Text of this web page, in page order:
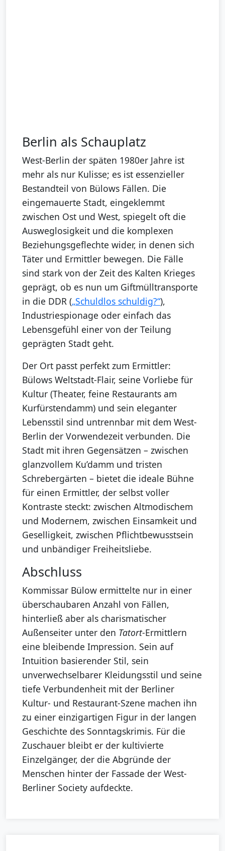
Berlin als Schauplatz
West-Berlin der späten 1980er Jahre ist
mehr als nur Kulisse; es ist essenzieller
Bestandteil von Bülows Fällen. Die
eingemauerte Stadt, eingeklemmt
zwischen Ost und West, spiegelt oft die
Ausweglosigkeit und die komplexen
Beziehungsgeflechte wider, in denen sich
Täter und Ermittler bewegen. Die Fälle
sind stark von der Zeit des Kalten Krieges
geprägt, ob es nun um Giftmülltransporte
in die DDR („Schuldlos schuldig?“),
Industriespionage oder einfach das
Lebensgefühl einer von der Teilung
geprägten Stadt geht.
Der Ort passt perfekt zum Ermittler:
Bülows Weltstadt-Flair, seine Vorliebe für
Kultur (Theater, feine Restaurants am
Kurfürstendamm) und sein eleganter
Lebensstil sind untrennbar mit dem West-
Berlin der Vorwendezeit verbunden. Die
Stadt mit ihren Gegensätzen – zwischen
glanzvollem Ku’damm und tristen
Schrebergärten – bietet die ideale Bühne
für einen Ermittler, der selbst voller
Kontraste steckt: zwischen Altmodischem
und Modernem, zwischen Einsamkeit und
Geselligkeit, zwischen Pflichtbewusstsein
und unbändiger Freiheitsliebe.
Abschluss
Kommissar Bülow ermittelte nur in einer
überschaubaren Anzahl von Fällen,
hinterließ aber als charismatischer
Außenseiter unter den Tatort-Ermittlern
eine bleibende Impression. Sein auf
Intuition basierender Stil, sein
unverwechselbarer Kleidungsstil und seine
tiefe Verbundenheit mit der Berliner
Kultur- und Restaurant-Szene machen ihn
zu einer einzigartigen Figur in der langen
Geschichte des Sonntagskrimis. Für die
Zuschauer bleibt er der kultivierte
Einzelgänger, der die Abgründe der
Menschen hinter der Fassade der West-
Berliner Society aufdeckte.